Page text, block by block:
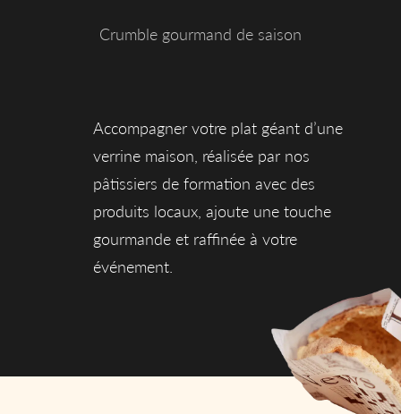
Crumble gourmand de saison
Accompagner votre plat géant d’une
verrine maison, réalisée par nos
pâtissiers de formation avec des
produits locaux, ajoute une touche
gourmande et raffinée à votre
événement.